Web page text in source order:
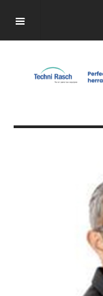
OFF CANVAS